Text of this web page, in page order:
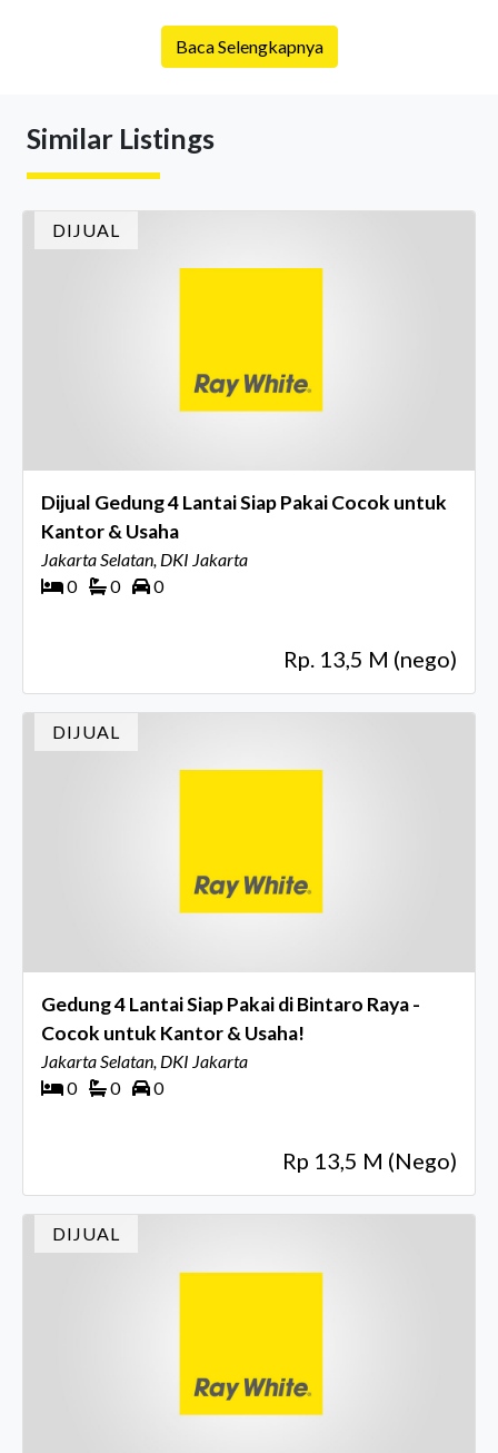
pembiayaan dari perbankan.
Baca Selengkapnya
Similar Listings
DIJUAL
Dijual Gedung 4 Lantai Siap Pakai Cocok untuk
Kantor & Usaha
Jakarta Selatan, DKI Jakarta
0
0 0
Rp. 13,5 M (nego)
DIJUAL
Gedung 4 Lantai Siap Pakai di Bintaro Raya -
Cocok untuk Kantor & Usaha!
Jakarta Selatan, DKI Jakarta
0
0 0
Rp 13,5 M (Nego)
DIJUAL